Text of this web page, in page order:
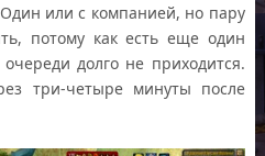
или с компанией, но пару
потому как есть еще один
долго не приходится.
три-четыре минуты после